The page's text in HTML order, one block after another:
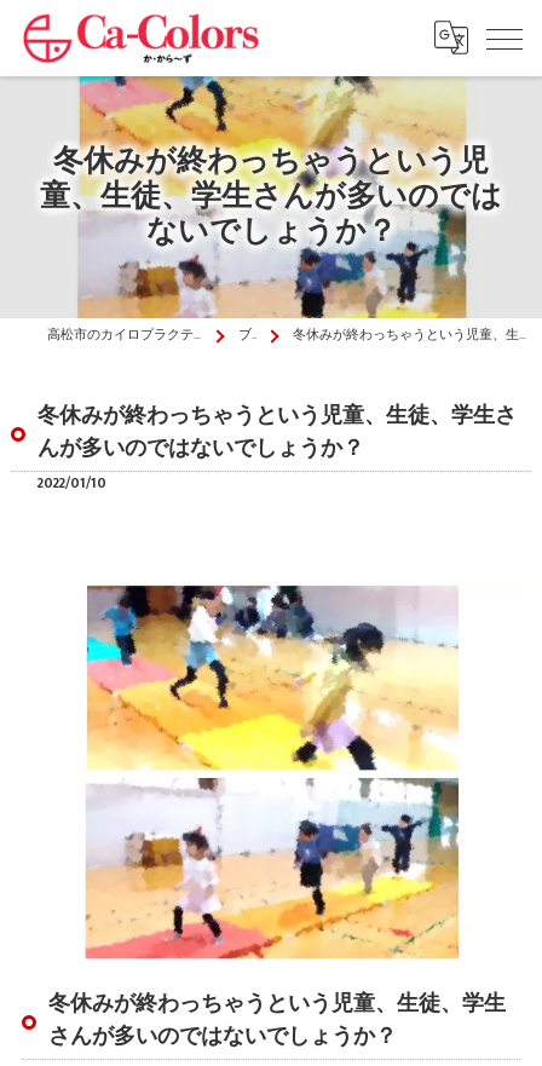
冬休みが終わっちゃうという児
童、生徒、学生さんが多いのでは
ないでしょうか？
高松市のカイロプラクティックはか・から～ず施術院 ブログ 冬休みが終わっちゃうという児童、生徒、学生さんが多いのではないでしょうか？
冬休みが終わっちゃうという児童、生徒、学生さ
んが多いのではないでしょうか？
2022/01/10
冬休みが終わっちゃうという児童、生徒、学生
さんが多いのではないでしょうか？